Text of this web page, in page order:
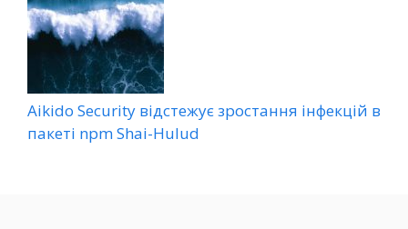
Aikido Security відстежує зростання інфекцій в
пакеті npm Shai-Hulud